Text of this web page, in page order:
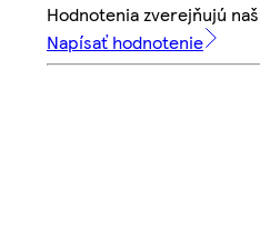
Hodnotenia zverejňujú
Napísať hodnotenie